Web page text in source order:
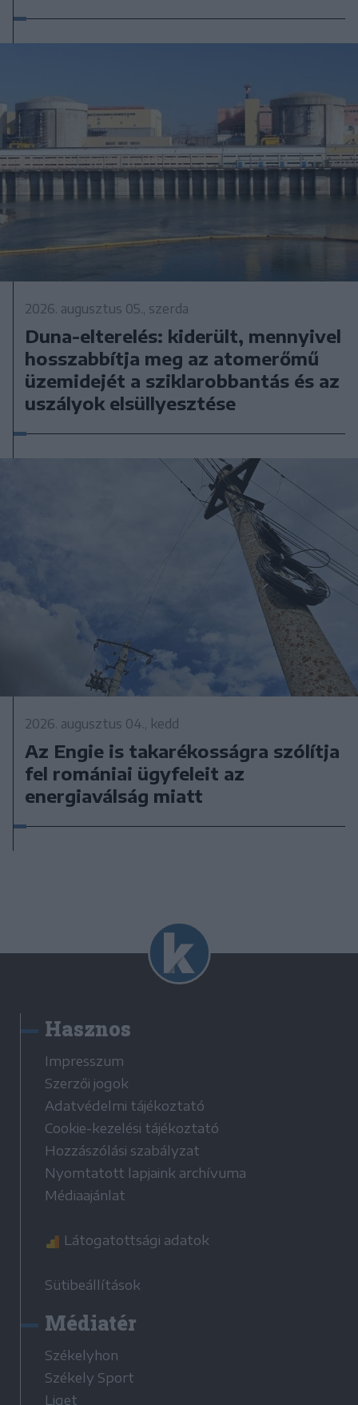
2026. augusztus 05., szerda
Duna-elterelés: kiderült, mennyivel
hosszabbítja meg az atomerőmű
üzemidejét a sziklarobbantás és az
uszályok elsüllyesztése
2026. augusztus 04., kedd
Az Engie is takarékosságra szólítja
fel romániai ügyfeleit az
energiaválság miatt
Hasznos
Impresszum
Szerzői jogok
Adatvédelmi tájékoztató
Cookie-kezelési tájékoztató
Hozzászólási szabályzat
Nyomtatott lapjaink archívuma
Médiaajánlat
Látogatottsági adatok
Sütibeállítások
Médiatér
Székelyhon
Székely Sport
Liget